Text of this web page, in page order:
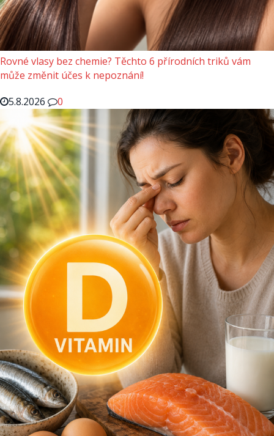
Rovné vlasy bez chemie? Těchto 6 přírodních triků vám
může změnit účes k nepoznání!
5.8.2026
0